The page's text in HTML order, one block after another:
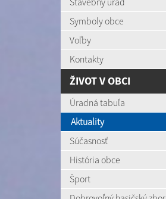
Symboly obce
Voľby
Kontakty
ŽIVOT V OBCI
Úradná tabuľa
Aktuality
Súčasnosť
História obce
Šport